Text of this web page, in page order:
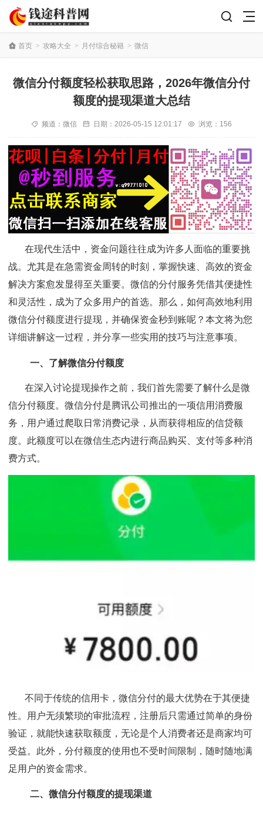
首页 > 攻略大全 > 月付综合秘籍 > 微信
微信分付额度轻松获取思路，2026年微信分付
额度的提现渠道大总结
频道： 微信 日期： 2026-05-15 12:01:17 浏览：156
在现代生活中，资金问题往往成为许多人面临的重要挑
战。尤其是在急需资金周转的时刻，掌握快速、高效的资金
解决方案愈发显得至关重要。微信的分付服务凭借其便捷性
和灵活性，成为了众多用户的首选。那么，如何高效地利用
微信分付额度进行提现，并确保资金秒到账呢？本文将为您
详细讲解这一过程，并分享一些实用的技巧与注意事项。
一、了解微信分付额度
在深入讨论提现操作之前，我们首先需要了解什么是微
信分付额度。微信分付是腾讯公司推出的一项信用消费服
务，用户通过爬取日常消费记录，从而获得相应的信贷额
度。此额度可以在微信生态内进行商品购买、支付等多种消
费方式。
不同于传统的信用卡，微信分付的最大优势在于其便捷
性。用户无须繁琐的审批流程，注册后只需通过简单的身份
验证，就能快速获取额度，无论是个人消费者还是商家均可
受益。此外，分付额度的使用也不受时间限制，随时随地满
足用户的资金需求。
二、微信分付额度的提现渠道